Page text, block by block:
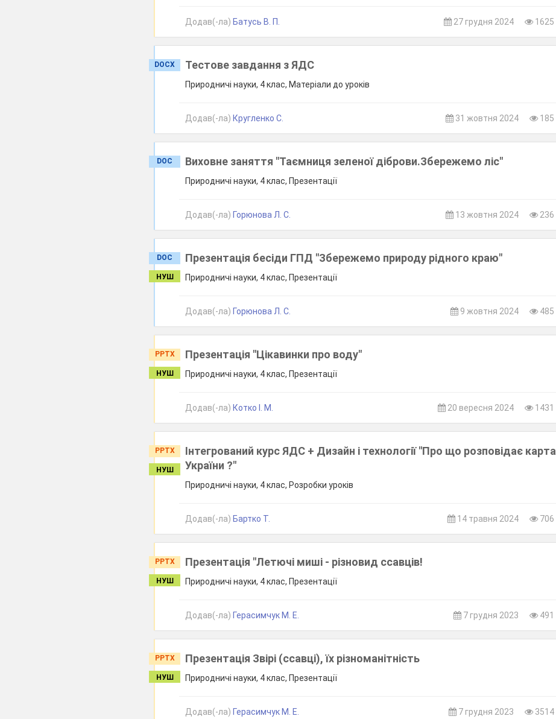
Додав(-ла) Батусь В. П. 27 грудня 2024 1625
DOCX Тестове завдання з ЯДС
Природничі науки, 4 клас, Матеріали до уроків
Додав(-ла) Кругленко С. 31 жовтня 2024 185
DOC Виховне заняття "Таємниця зеленої діброви.Збережемо ліс"
Природничі науки, 4 клас, Презентації
Додав(-ла) Горюнова Л. С. 13 жовтня 2024 236
DOC
НУШ
Презентація бесіди ГПД "Збережемо природу рідного краю"
Природничі науки, 4 клас, Презентації
Додав(-ла) Горюнова Л. С. 9 жовтня 2024 485
PPTX
НУШ
Презентація "Цікавинки про воду"
Природничі науки, 4 клас, Презентації
Додав(-ла) Котко І. М. 20 вересня 2024 1431
PPTX
НУШ
Інтегрований курс ЯДС + Дизайн і технології "Про що розповідає карта
України ?"
Природничі науки, 4 клас, Розробки уроків
Додав(-ла) Бартко Т. 14 травня 2024 706
PPTX
НУШ
Презентація "Летючі миші - різновид ссавців!
Природничі науки, 4 клас, Презентації
Додав(-ла) Герасимчук М. Е. 7 грудня 2023 491
PPTX
НУШ
Презентація Звірі (ссавці), їх різноманітність
Природничі науки, 4 клас, Презентації
Додав(-ла) Герасимчук М. Е. 7 грудня 2023 3514